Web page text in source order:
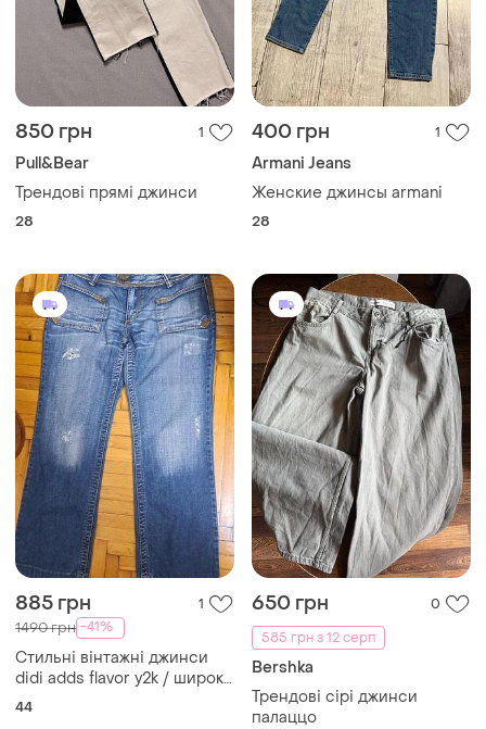
850 грн 1
Pull&Bear
Трендові прямі джинси
28
400 грн 1
Armani Jeans
Женские джинсы armani
28
885 грн 1
1490 грн -41%
Стильні вінтажні джинси
didi adds flavor y2k / широкі
з кишенями
44
650 грн
0
585 грн з 12 серп
Bershka
Трендові сірі джинси
палаццо